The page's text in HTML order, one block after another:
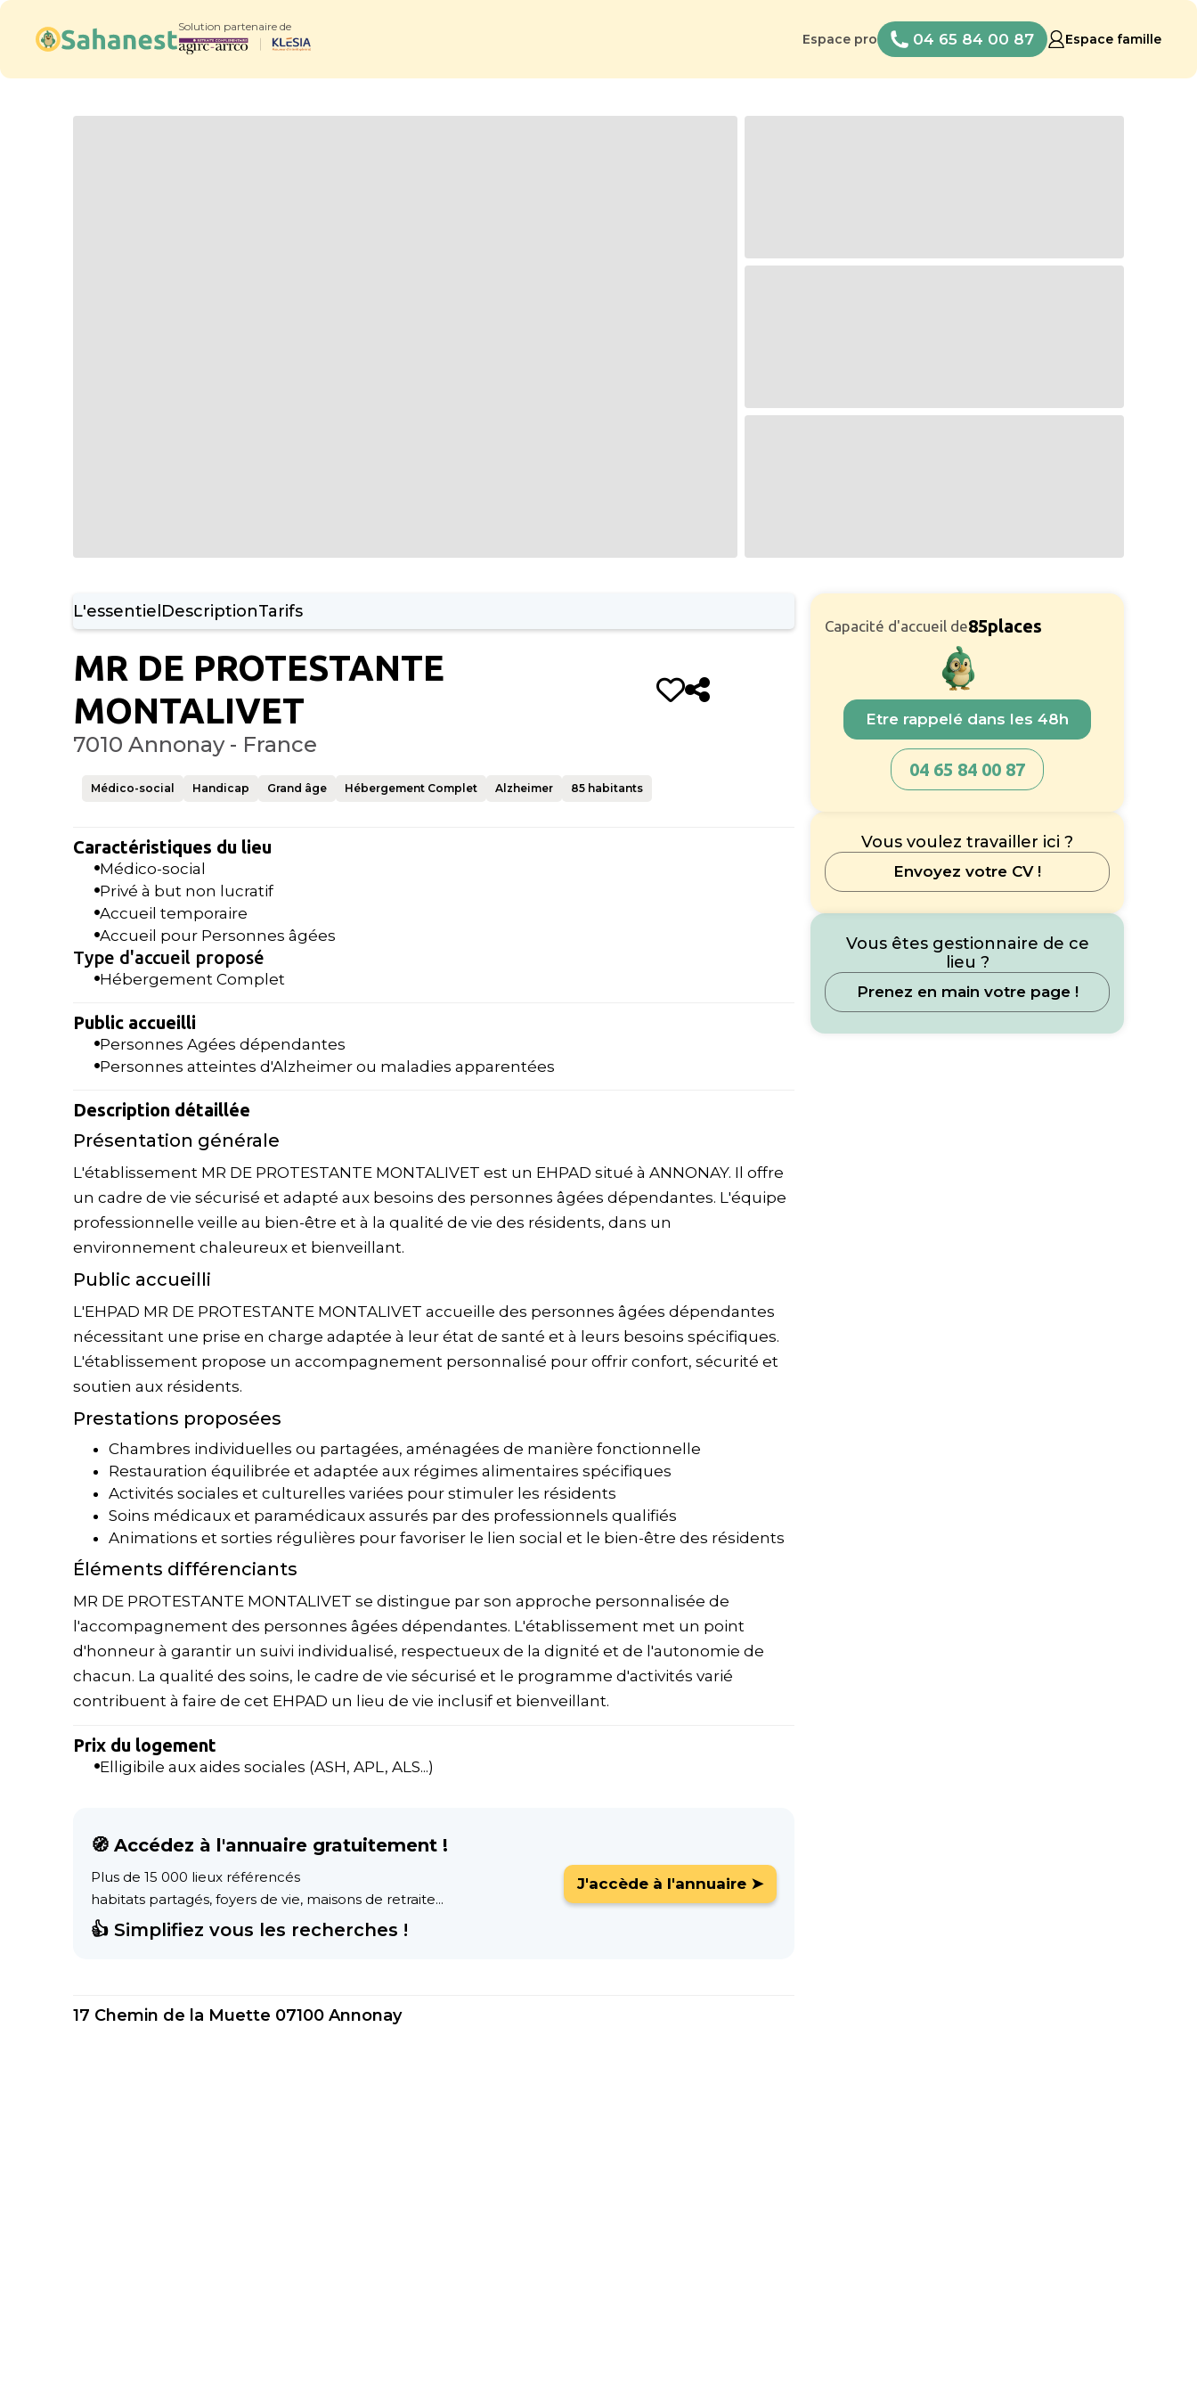
Solution partenaire de
Espace pro 04 65 84 00 87 Espace famille
L'essentielDescriptionTarifs
MR DE PROTESTANTE
MONTALIVET
7010 Annonay - France
Médico-social Handicap Grand âge Hébergement Complet Alzheimer 85 habitants
Caractéristiques du lieu
Médico-social
Privé à but non lucratif
Accueil temporaire
Accueil pour Personnes âgées
Type d'accueil proposé
Hébergement Complet
Public accueilli
Personnes Agées dépendantes
Personnes atteintes d'Alzheimer ou maladies apparentées
Description détaillée
Présentation générale
L'établissement MR DE PROTESTANTE MONTALIVET est un EHPAD situé à ANNONAY. Il offre
un cadre de vie sécurisé et adapté aux besoins des personnes âgées dépendantes. L'équipe
professionnelle veille au bien-être et à la qualité de vie des résidents, dans un
environnement chaleureux et bienveillant.
Public accueilli
L'EHPAD MR DE PROTESTANTE MONTALIVET accueille des personnes âgées dépendantes
nécessitant une prise en charge adaptée à leur état de santé et à leurs besoins spécifiques.
L'établissement propose un accompagnement personnalisé pour offrir confort, sécurité et
soutien aux résidents.
Prestations proposées
Chambres individuelles ou partagées, aménagées de manière fonctionnelle
Restauration équilibrée et adaptée aux régimes alimentaires spécifiques
Activités sociales et culturelles variées pour stimuler les résidents
Soins médicaux et paramédicaux assurés par des professionnels qualifiés
Animations et sorties régulières pour favoriser le lien social et le bien-être des résidents
Éléments différenciants
MR DE PROTESTANTE MONTALIVET se distingue par son approche personnalisée de
l'accompagnement des personnes âgées dépendantes. L'établissement met un point
d'honneur à garantir un suivi individualisé, respectueux de la dignité et de l'autonomie de
chacun. La qualité des soins, le cadre de vie sécurisé et le programme d'activités varié
contribuent à faire de cet EHPAD un lieu de vie inclusif et bienveillant.
Prix du logement
Elligibile aux aides sociales (ASH, APL, ALS...)
🧭 Accédez à l'annuaire gratuitement !
Plus de 15 000 lieux référencés
habitats partagés, foyers de vie, maisons de retraite...
👍 Simplifiez vous les recherches !
J'accède à l'annuaire ➤
17 Chemin de la Muette 07100 Annonay
Capacité d'accueil de85places
Etre rappelé dans les 48h
04 65 84 00 87
Vous voulez travailler ici ?
Envoyez votre CV !
Vous êtes gestionnaire de ce
lieu ?
Prenez en main votre page !